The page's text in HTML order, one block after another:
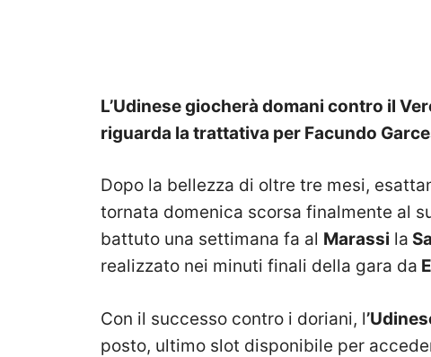
L’Udinese giocherà domani contro il
riguarda la trattativa per Facundo
Dopo la bellezza di oltre tre mesi,
tornata domenica scorsa finalmente al
battuto una settimana fa al Marassi la
realizzato nei minuti finali della gara da
Con il successo contro i doriani, l
posto, ultimo slot disponibile per